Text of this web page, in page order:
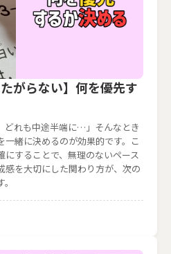
がらない】何を優先す
どれも中途半端に…」そんなとき
一緒に決めるのが効果的です。こ
することで、無理のないペース
感を大切にした関わり方が、次の